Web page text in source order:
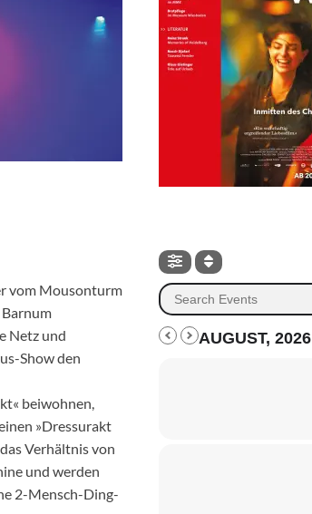
vom Mousonturm
Netz und
Show den
beiwohnen,
»Dressurakt
Verhältnis von
und werden
2-Mensch-Ding-
AUGUST, 2026